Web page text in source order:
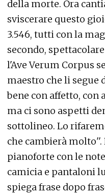
della morte. Ora
sviscerare questo
3.546, tutti con la
secondo,
l'Ave Verum Corpus
maestro che li segue
bene con affetto, con
ma ci sono aspetti
sottolineo. Lo
che cambierà molto''.
pianoforte con le
camicia e pantaloni
spiega frase dopo